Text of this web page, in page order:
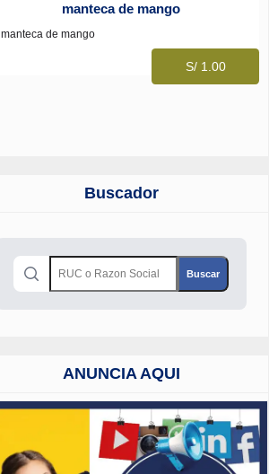
manteca de mango
manteca de mango
S/ 1.00
Buscador
ANUNCIA AQUI